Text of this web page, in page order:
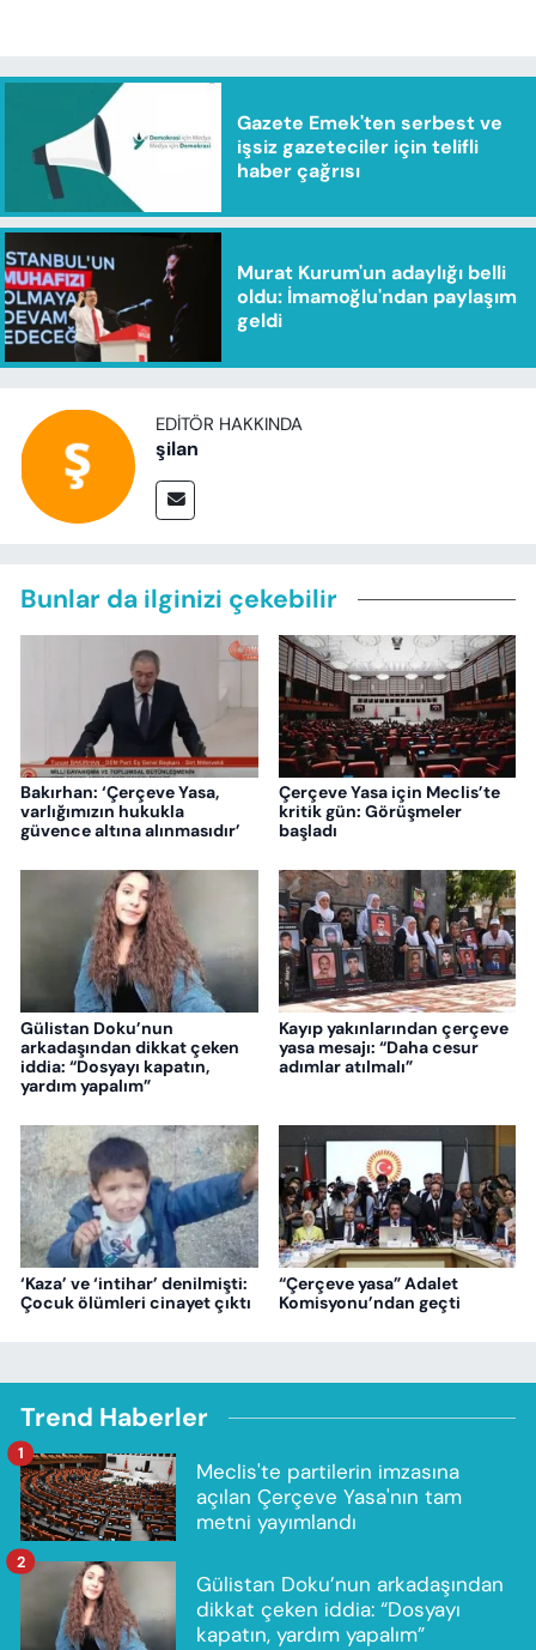
Gazete Emek'ten serbest ve
işsiz gazeteciler için telifli
haber çağrısı
Murat Kurum'un adaylığı belli
oldu: İmamoğlu'ndan paylaşım
geldi
EDITÖR HAKKINDA
şilan
Bunlar da ilginizi çekebilir
Bakırhan: ‘Çerçeve Yasa,
varlığımızın hukukla
güvence altına alınmasıdır’
Çerçeve Yasa için Meclis’te
kritik gün: Görüşmeler
başladı
Gülistan Doku’nun
arkadaşından dikkat çeken
iddia: “Dosyayı kapatın,
yardım yapalım”
Kayıp yakınlarından çerçeve
yasa mesajı: “Daha cesur
adımlar atılmalı”
‘Kaza’ ve ‘intihar’ denilmişti:
Çocuk ölümleri cinayet çıktı
“Çerçeve yasa” Adalet
Komisyonu’ndan geçti
Trend Haberler
Meclis'te partilerin imzasına
açılan Çerçeve Yasa'nın tam
metni yayımlandı
1
Gülistan Doku’nun arkadaşından
dikkat çeken iddia: “Dosyayı
kapatın, yardım yapalım”
2